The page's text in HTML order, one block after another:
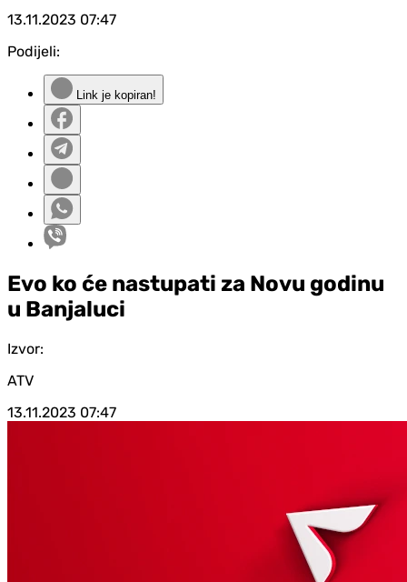
13.11.2023 07:47
Podijeli:
Link je kopiran!
Evo ko će nastupati za Novu godinu
u Banjaluci
Izvor:
ATV
13.11.2023 07:47